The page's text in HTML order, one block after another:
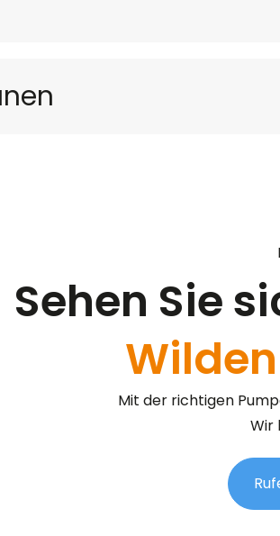
Sehen Sie
Wilden
Mit der richtigen
Wir